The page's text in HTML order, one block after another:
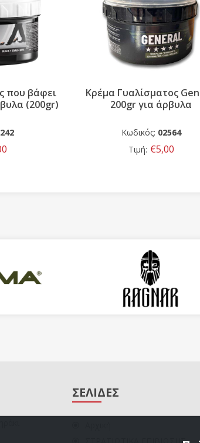
που βάφει
(200gr)
Κρέμα Γυαλίσματος
200gr για άρβυλα
Κωδικός: 02564
Τιμή: €5,00
ΣΕΛΙΔΕΣ
ΣΤΡΑΤΙΩΤΙΚΑ ΕΠΙΒΙΩΣΗΣ